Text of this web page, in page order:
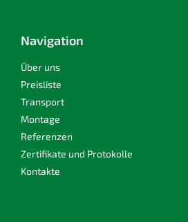
Navigation
Über uns
Preisliste
Transport
Montage
Referenzen
Zertifikate und Protokolle
Kontakte